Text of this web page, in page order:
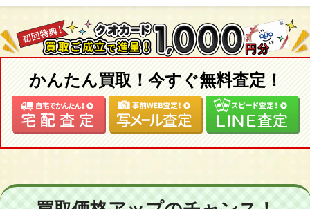
かんたん買取！今すぐ無料査定！